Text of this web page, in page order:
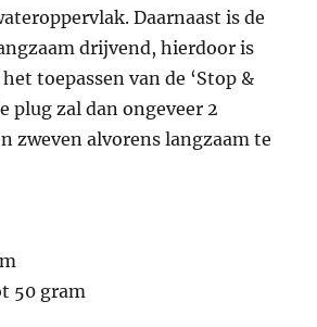
Daarnaast is de
drijvend, hierdoor is
toepassen van de ‘Stop &
plug zal dan ongeveer 2
zweven alvorens langzaam te
50 gram